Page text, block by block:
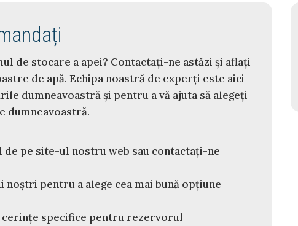
de stocare a apei? Contactați-ne astăzi și aflați
de apă. Echipa noastră de experți este aici
dumneavoastră și pentru a vă ajuta să alegeți
dumneavoastră.
pe site-ul nostru web sau contactați-ne
pentru a alege cea mai bună opțiune
specifice pentru rezervorul